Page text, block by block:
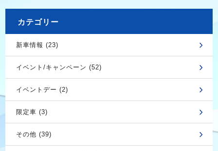
カテゴリー
新車情報 (23)
イベント/キャンペーン (52)
イベントデー (2)
限定車 (3)
その他 (39)